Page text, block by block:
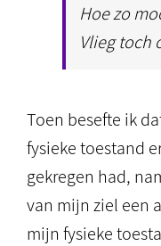
Hoe zo
Vlieg toch
Toen besefte ik
fysieke toestand
gekregen had,
van mijn ziel een
mijn fysieke